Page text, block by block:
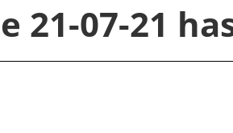
21-07-21